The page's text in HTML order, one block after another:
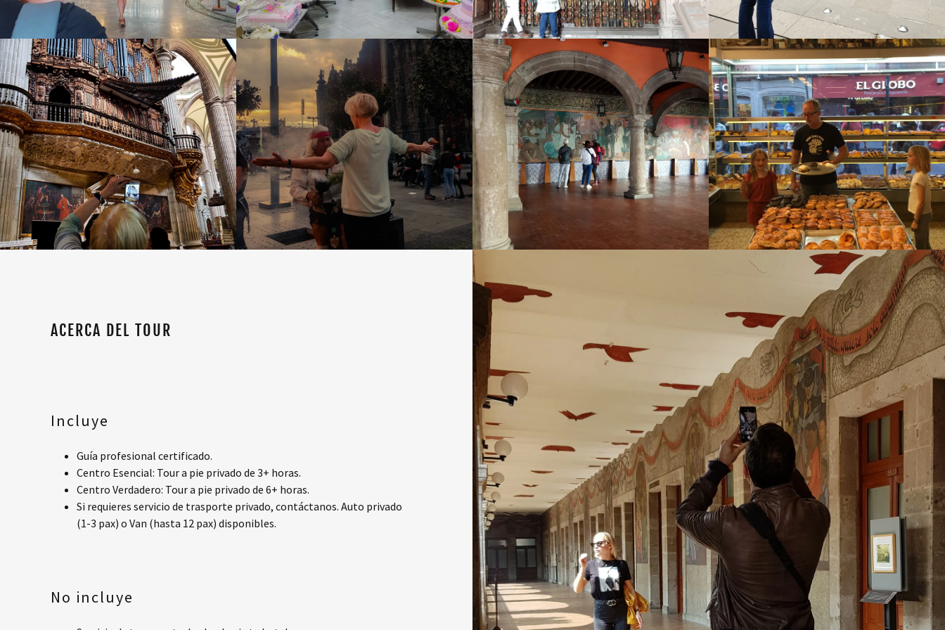
ACERCA DEL TOUR
Incluye
Guía profesional certificado.
Centro Esencial: Tour a pie privado de 3+ horas.
Centro Verdadero: Tour a pie privado de 6+ horas.
Si requieres servicio de trasporte privado, contáctanos. Auto privado
(1-3 pax) o Van (hasta 12 pax) disponibles.
No incluye